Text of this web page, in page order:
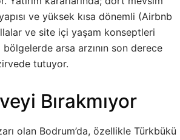
ve yüksek kısa dönemli (Airbnb
ve site içi yaşam konseptleri
arsa arzının son derece
tutuyor.
Bırakmıyor
olan Bodrum’da, özellikle Türkbükü